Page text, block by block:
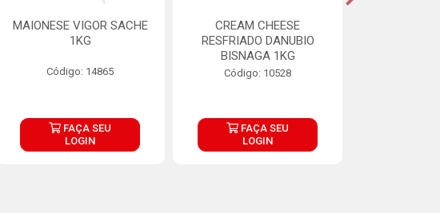
MAIONESE VIGOR SACHE
1KG
Código: 14865
FAÇA SEU
LOGIN
CREAM CHEESE
RESFRIADO DANUBIO
BISNAGA 1KG
Código: 10528
FAÇA SEU
LOGIN